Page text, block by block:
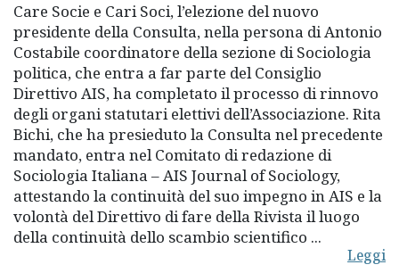
Care Socie e Cari Soci, l’elezione del nuovo
presidente della Consulta, nella persona di Antonio
Costabile coordinatore della sezione di Sociologia
politica, che entra a far parte del Consiglio
Direttivo AIS, ha completato il processo di rinnovo
degli organi statutari elettivi dell’Associazione. Rita
Bichi, che ha presieduto la Consulta nel precedente
mandato, entra nel Comitato di redazione di
Sociologia Italiana – AIS Journal of Sociology,
attestando la continuità del suo impegno in AIS e la
volontà del Direttivo di fare della Rivista il luogo
della continuità dello scambio scientifico ...
Leggi